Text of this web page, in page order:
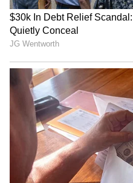
"ರಾಜಕೀಯ ಬೇಡ,
ಕನಕೋತ್ಸವದಲ್ಲಿ ರಿಷಬ್
ಶೇ.50 ರಿಂದ ಶೇ.18 ಕ್ಕೆ
ಟ್ರಂಪ್ ಐತಿಹಾಸಿಕ ಒಪ್ಪಂದ
Trade Deal | Party